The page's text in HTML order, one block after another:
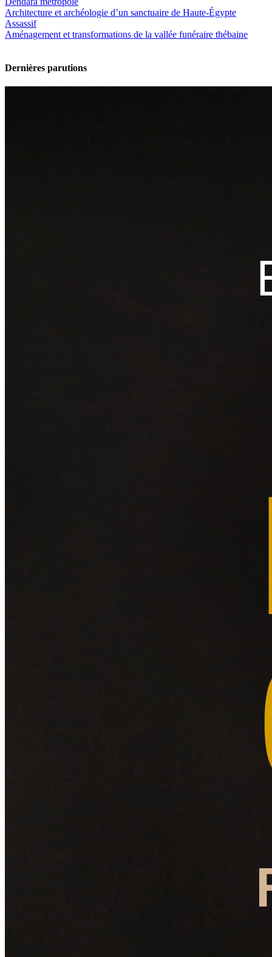
Architecture et archéologie d’un sanctuaire de Haute-Égypte
Assassif
Aménagement et transformations de la vallée funéraire thébaine
Dernières parutions